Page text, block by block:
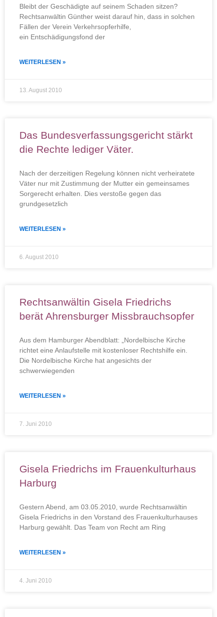
Bleibt der Geschädigte auf seinem Schaden sitzen?
Rechtsanwältin Günther weist darauf hin, dass in solchen
Fällen der Verein Verkehrsopferhilfe,
ein Entschädigungsfond der
WEITERLESEN »
13. August 2010
Das Bundesverfassungsgericht stärkt
die Rechte lediger Väter.
Nach der derzeitigen Regelung können nicht verheiratete
Väter nur mit Zustimmung der Mutter ein gemeinsames
Sorgerecht erhalten. Dies verstoße gegen das
grundgesetzlich
WEITERLESEN »
6. August 2010
Rechtsanwältin Gisela Friedrichs
berät Ahrensburger Missbrauchsopfer
Aus dem Hamburger Abendblatt: „Nordelbische Kirche
richtet eine Anlaufstelle mit kostenloser Rechtshilfe ein.
Die Nordelbische Kirche hat angesichts der
schwerwiegenden
WEITERLESEN »
7. Juni 2010
Gisela Friedrichs im Frauenkulturhaus
Harburg
Gestern Abend, am 03.05.2010, wurde Rechtsanwältin
Gisela Friedrichs in den Vorstand des Frauenkulturhauses
Harburg gewählt. Das Team von Recht am Ring
WEITERLESEN »
4. Juni 2010